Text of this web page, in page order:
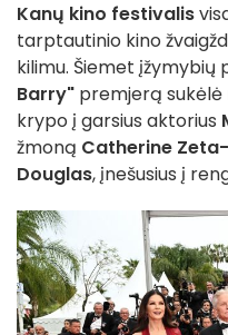
Kanų kino festivalis
tarptautinio kino
kilimu. Šiemet įžymybių
Barry" premjerą sukėlė
krypo į garsius aktorius
žmoną Catherine
Douglas, įnešusius į